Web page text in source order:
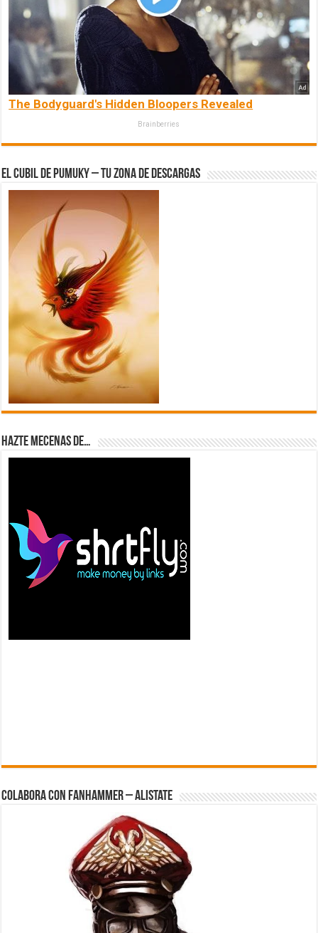
The Bodyguard's Hidden Bloopers Revealed
Brainberries
El Cubil de Pumuky – Tu zona de Descargas
Hazte Mecenas de…
Colabora con FanHammer – Alistate